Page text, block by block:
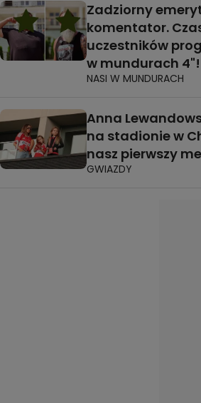
Zadziorny
komentator.
uczestników
w mundurach 4"!
NASI W MUNDURACH
Anna
na stadionie w
nasz pierwszy
GWIAZDY